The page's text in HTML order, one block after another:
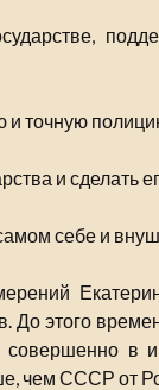
и точную
и сделать
себе и
До этого
в
чем СССР от